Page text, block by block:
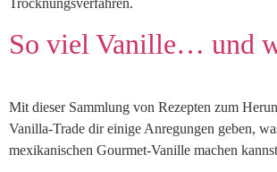
So viel Vanille… und
Mit dieser Sammlung von Rezepten zum
Vanilla-Trade dir einige Anregungen geben,
mexikanischen Gourmet-Vanille machen